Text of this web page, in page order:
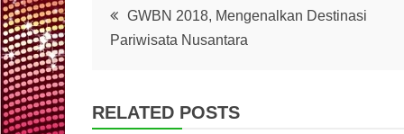
Post
GWBN 2018, Mengenalkan Destinasi
Pariwisata Nusantara
RELATED POSTS